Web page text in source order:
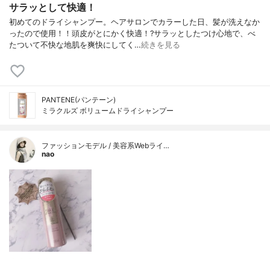
サラッとして快適！
初めてのドライシャンプー。ヘアサロンでカラーした日、髪が洗えなか
ったので使用！！頭皮がとにかく快適！?サラッとしたつけ心地で、べ
たついて不快な地肌を爽快にしてく…続きを見る
PANTENE(パンテーン)
ミラクルズ ボリュームドライシャンプー
ファッションモデル / 美容系Webライ…
nao